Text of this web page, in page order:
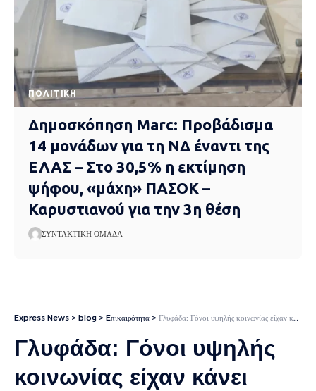
ΠΟΛΙΤΙΚΉ
Δημοσκόπηση Marc: Προβάδισμα
14 μονάδων για τη ΝΔ έναντι της
ΕΛΑΣ – Στο 30,5% η εκτίμηση
ψήφου, «μάχη» ΠΑΣΟΚ –
Καρυστιανού για την 3η θέση
ΣΥΝΤΑΚΤΙΚΉ ΟΜΆΔΑ
Express News > blog > Eπικαιρότητα > Γλυφάδα: Γόνοι υψηλής κοινωνίας είχαν κάνει «σούπερ μάρκετ ναρκωτικών» σε αποθήκη
Γλυφάδα: Γόνοι υψηλής
κοινωνίας είχαν κάνει